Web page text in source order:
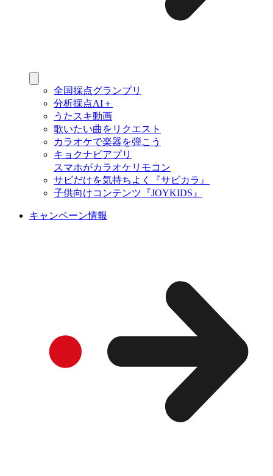
全国採点グランプリ
分析採点AI＋
うたスキ動画
歌いたい曲をリクエスト
カラオケで楽器を弾こう
キョクナビアプリ
スマホがカラオケリモコン
サビだけを気持ちよく『サビカラ』
子供向けコンテンツ『JOYKIDS』
キャンペーン情報